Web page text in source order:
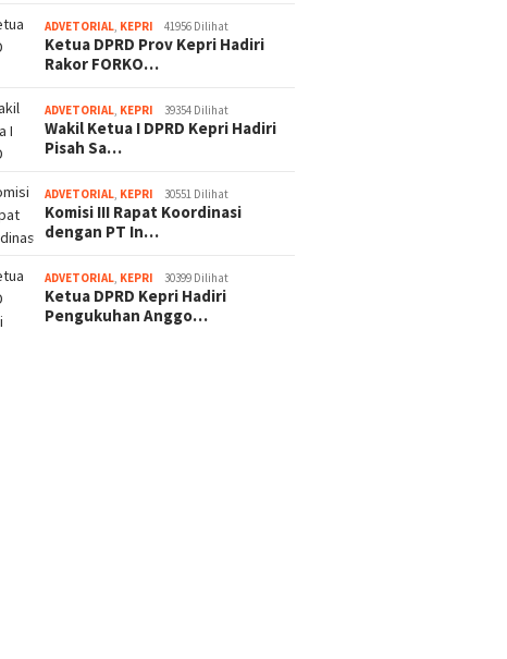
ADVETORIAL, KEPRI 41956 Dilihat
Ketua DPRD Prov Kepri Hadiri
Rakor FORKO…
ADVETORIAL, KEPRI 39354 Dilihat
Wakil Ketua I DPRD Kepri Hadiri
Pisah Sa…
ADVETORIAL, KEPRI 30551 Dilihat
Komisi III Rapat Koordinasi
dengan PT In…
ADVETORIAL, KEPRI 30399 Dilihat
Ketua DPRD Kepri Hadiri
Pengukuhan Anggo…